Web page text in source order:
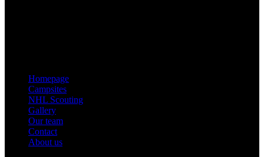
Homepage
Campsites
NHL Scouting
Gallery
Our team
Contact
About us